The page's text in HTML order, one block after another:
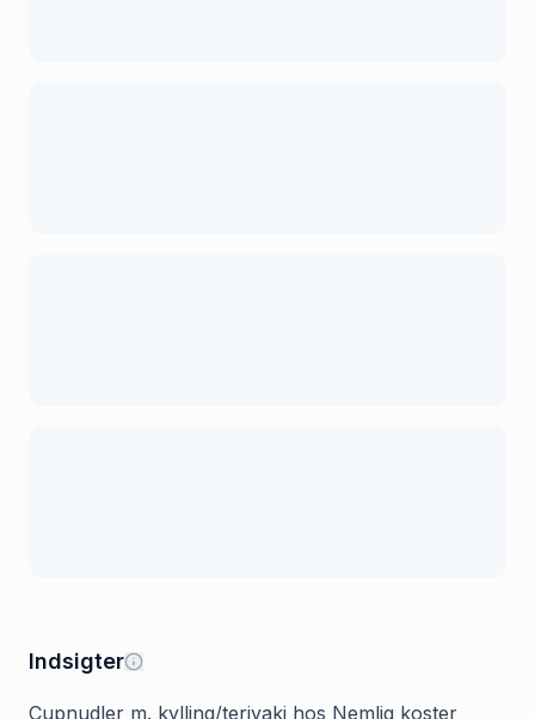
Indsigter
Cupnudler m. kylling/teriyaki hos Nemlig koster